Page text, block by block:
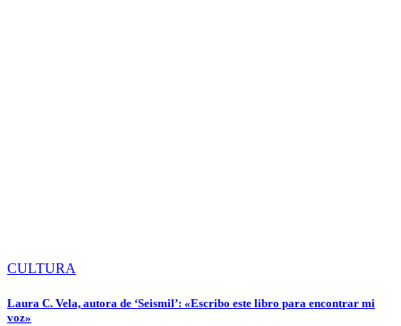
CULTURA
Laura C. Vela, autora de ‘Seismil’: «Escribo este libro para encontrar mi
voz»